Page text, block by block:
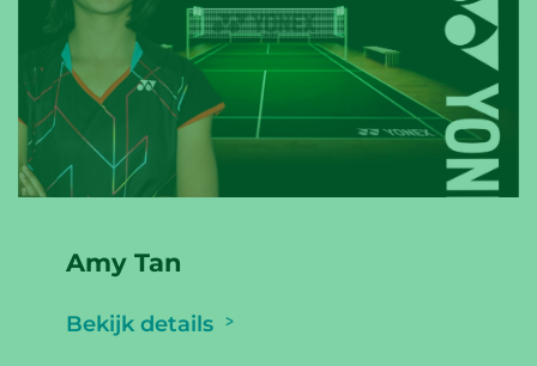
Amy Tan
Bekijk details